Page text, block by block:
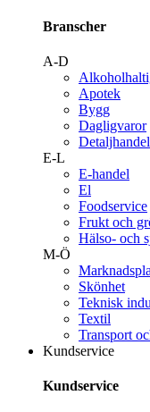
Branscher
A-D
Apotek
Bygg
Dagligvaror
Detaljhandel
E-L
E-handel
El
Foodservice
Frukt och
Hälso- och
M-Ö
Skönhet
Teknisk
Textil
Transport
Kundservice
Kundservice